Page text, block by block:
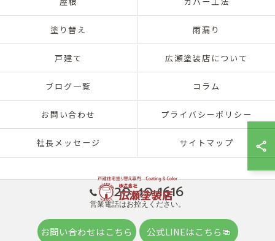
0120-40-1616
営業電話はお控えください。
お問い合わせはこちら 公式LINEはこちら
塗り替え 雨漏り
戸建て 広瀬塗装店について
ブログ一覧 コラム
お問い合わせ プライバシーポリシー
社長メッセージ サイトマップ
© 2026 兵庫県神戸市北区の外壁塗装は株式会社広瀬塗装店 ALL RIGHTS
RESERVED.